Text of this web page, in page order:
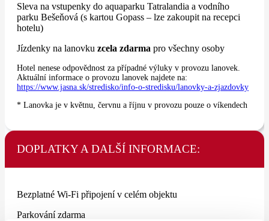
Sleva na vstupenky do aquaparku Tatralandia a vodního
parku Bešeňová (s kartou Gopass – lze zakoupit na recepci
hotelu)
Jízdenky na lanovku zcela zdarma pro všechny osoby
Hotel nenese odpovědnost za případné výluky v provozu lanovek.
Aktuální informace o provozu lanovek najdete na:
https://www.jasna.sk/stredisko/info-o-stredisku/lanovky-a-zjazdovky
* Lanovka je v květnu, červnu a říjnu v provozu pouze o víkendech
DOPLATKY A DALŠÍ INFORMACE:
Bezplatné Wi-Fi připojení v celém objektu
Parkování zdarma